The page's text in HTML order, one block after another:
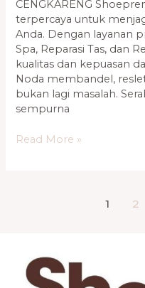
CENGKARENG
terpercaya untuk
Anda. Dengan layanan
Spa, Reparasi Tas, dan
kualitas dan kepuasan
Noda membandel,
bukan lagi masalah.
sempurna
Read More »
1 2